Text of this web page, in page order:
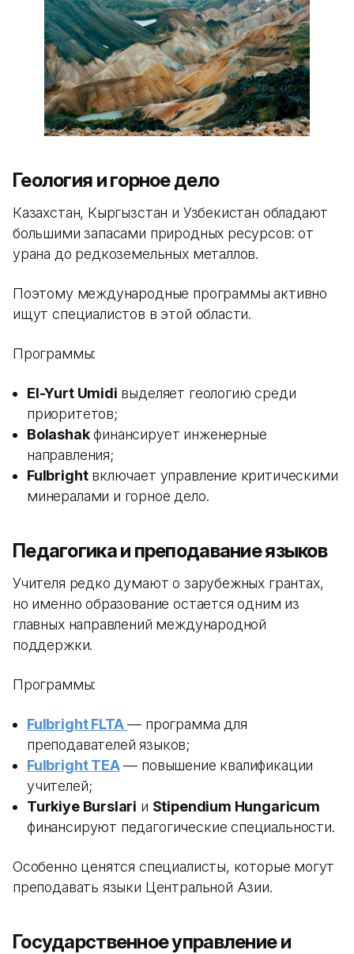
Геология и горное дело
Казахстан, Кыргызстан и Узбекистан обладают
большими запасами природных ресурсов: от
урана до редкоземельных металлов.
Поэтому международные программы активно
ищут специалистов в этой области.
Программы:
El-Yurt Umidi выделяет геологию среди
приоритетов;
Bolashakфинансирует инженерные
направления;
Fulbrightвключает управление критическими
минералами и горное дело.
Педагогика и преподавание языков
Учителя редко думают о зарубежных грантах,
но именно образование остается одним из
главных направлений международной
поддержки.
Программы:
Fulbright FLTA — программа для
преподавателей языков;
Fulbright TEA— повышение квалификации
учителей;
Turkiye Burslari и Stipendium Hungaricum
финансируют педагогические специальности.
Особенно ценятся специалисты, которые могут
преподавать языки Центральной Азии.
Государственное управление и